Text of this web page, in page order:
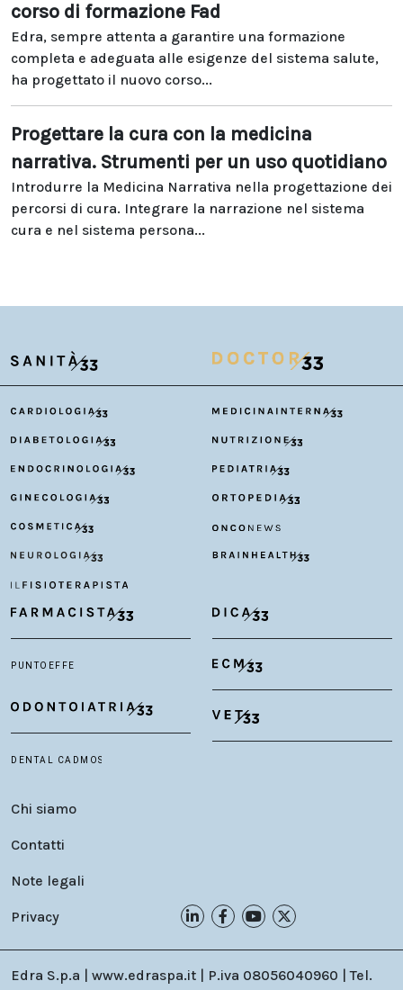
corso di formazione Fad
Edra, sempre attenta a garantire una formazione
completa e adeguata alle esigenze del sistema salute,
ha progettato il nuovo corso...
Progettare la cura con la medicina
narrativa. Strumenti per un uso quotidiano
Introdurre la Medicina Narrativa nella progettazione dei
percorsi di cura. Integrare la narrazione nel sistema
cura e nel sistema persona...
Chi siamo
Contatti
Note legali
Privacy
Edra S.p.a | www.edraspa.it | P.iva 08056040960 | Tel.